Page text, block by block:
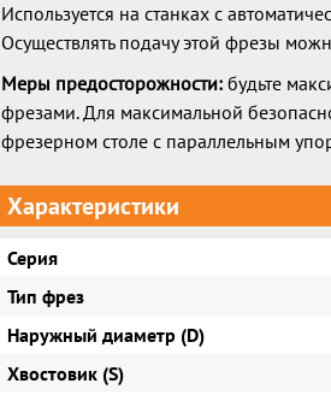
Используется на станках с
Осуществлять подачу этой фрезы
Меры предосторожности: будьте
фрезами. Для максимальной
фрезерном столе с параллельным
Характеристики
Серия
Тип фрез
Наружный диаметр (D)
Хвостовик (S)